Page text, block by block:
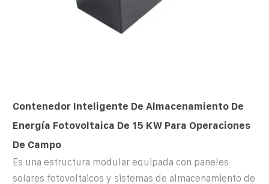
Contenedor Inteligente De Almacenamiento De
Energía Fotovoltaica De 15 KW Para Operaciones
De Campo
Es una estructura modular equipada con paneles
solares fotovoltaicos y sistemas de almacenamiento de